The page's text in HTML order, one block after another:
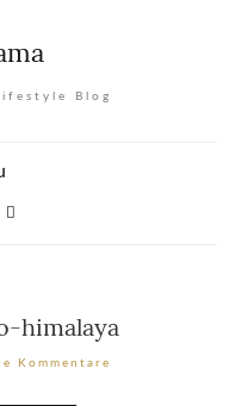
Blog
himalaya
Kommentare